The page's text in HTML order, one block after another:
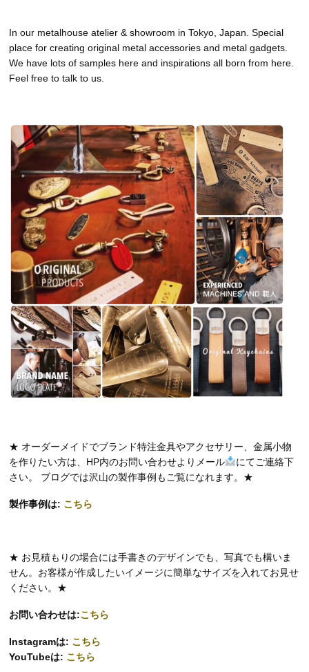
In our metalhouse atelier & showroom in Tokyo, Japan. Special
place for creating original metal accessories and metal gadgets.
We have lots of samples here and inspirations all born from here.
Feel free to talk to us.
★ オーダーメイドでブランド特注金具やアクセサリー、金属小物
を作りたい方は、HP内のお問い合わせよりメール
にてご連絡下
さい。 ブログでは沢山の製作事例もご覧になれます。★
製作事例は: こちら
★ お見積もりの場合には手書きのデザインでも、写真でも構いま
せん。お客様が作成したいイメージに簡単なサイズを入れてお見せ
ください。★
お問い合わせは:こちら
Instagramは: こちら
YouTubeは: こちら